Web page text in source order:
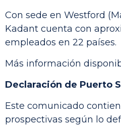
Con sede en Westford
Kadant cuenta con
empleados en 22 países.
Más información
Declaración de Puerto
Este comunicado
prospectivas según lo